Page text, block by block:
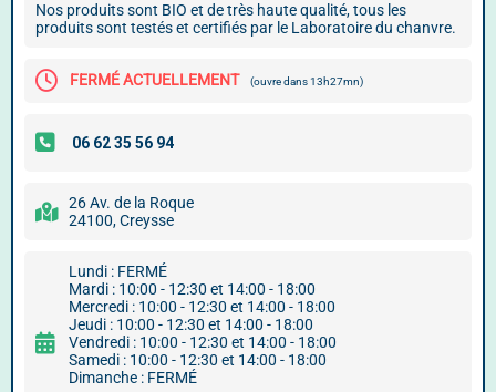
Nos produits sont BIO et de très haute qualité, tous les
produits sont testés et certifiés par le Laboratoire du chanvre.
FERMÉ ACTUELLEMENT (ouvre dans 13h27mn)
26 Av. de la Roque
24100, Creysse
Lundi : FERMÉ
Mardi : 10:00 - 12:30 et 14:00 - 18:00
Mercredi : 10:00 - 12:30 et 14:00 - 18:00
Jeudi : 10:00 - 12:30 et 14:00 - 18:00
Vendredi : 10:00 - 12:30 et 14:00 - 18:00
Samedi : 10:00 - 12:30 et 14:00 - 18:00
Dimanche : FERMÉ